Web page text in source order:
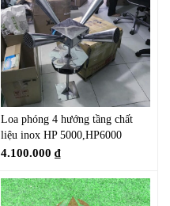
Loa phóng 4 hướng tầng chất
liệu inox HP 5000,HP6000
4.100.000 ₫